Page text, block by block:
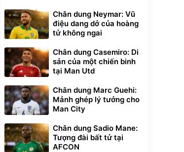
Unmute
Vali Bamozo
Khung Nhôm
9066 Size
20/24/28 Cao Cấp
1.000.000đ
825.000đ
Lót ghế ôtô, nâng
giúp thoải mái
trong di chuyển
295.000đ
Đã bán nhiều
Chân dung Neymar: Vũ
điệu dang dở của hoàng
tử không ngai
Chân dung Casemiro: Di
sản của một chiến binh
tại Man Utd
Chân dung Marc Guehi:
Mảnh ghép lý tưởng cho
Man City
Chân dung Sadio Mane:
Tượng đài bất tử tại
AFCON